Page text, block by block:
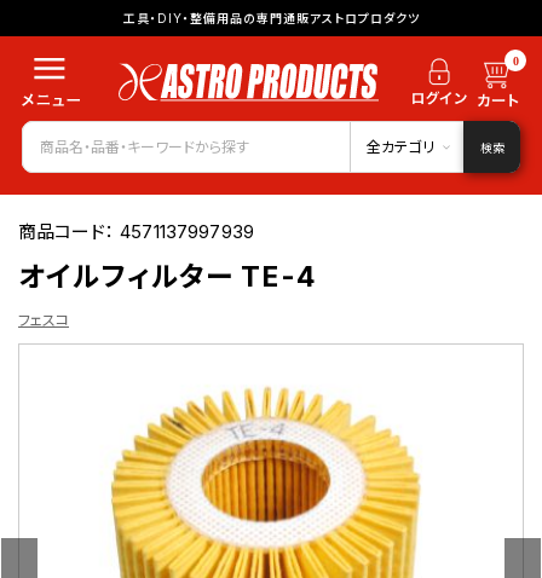
工具・DIY・整備用品の専門通販アストロプロダクツ
0
全カテゴリ 検索
商品コード：4571137997939
オイルフィルター TE-4
フェスコ